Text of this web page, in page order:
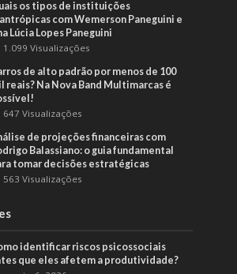
os tipos de instituições
com Wemerson Paneguini e
Lúcia Lopes Paneguini
1.099 Visualizações
de alto padrão por menos de 100
reais? Na Nova Band Multimarcas é
647 Visualizações
de projeções financeiras com
Balassiano: o guia fundamental
tomar decisões estratégicas
563 Visualizações
identificar riscos psicossociais
que eles afetem a produtividade?